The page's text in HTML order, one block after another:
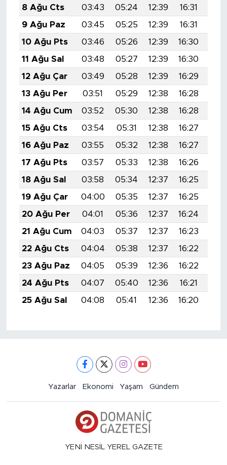
8 Ağu Cts
03:43 05:24 12:39 16:31
9 Ağu Paz
03:45 05:25 12:39 16:31
10 Ağu Pts
03:46 05:26 12:39 16:30
11 Ağu Sal
03:48 05:27 12:39 16:30
12 Ağu Çar
03:49 05:28 12:39 16:29
13 Ağu Per
03:51 05:29 12:38 16:28
14 Ağu Cum
03:52 05:30 12:38 16:28
15 Ağu Cts
03:54 05:31 12:38 16:27
16 Ağu Paz
03:55 05:32 12:38 16:27
17 Ağu Pts
03:57 05:33 12:38 16:26
18 Ağu Sal
03:58 05:34 12:37 16:25
19 Ağu Çar
04:00 05:35 12:37 16:25
20 Ağu Per
04:01 05:36 12:37 16:24
21 Ağu Cum
04:03 05:37 12:37 16:23
22 Ağu Cts
04:04 05:38 12:37 16:22
23 Ağu Paz
04:05 05:39 12:36 16:22
24 Ağu Pts
04:07 05:40 12:36 16:21
25 Ağu Sal
04:08 05:41 12:36 16:20
Yazarlar Ekonomi Yaşam Gündem
YENİ NESİL YEREL GAZETE